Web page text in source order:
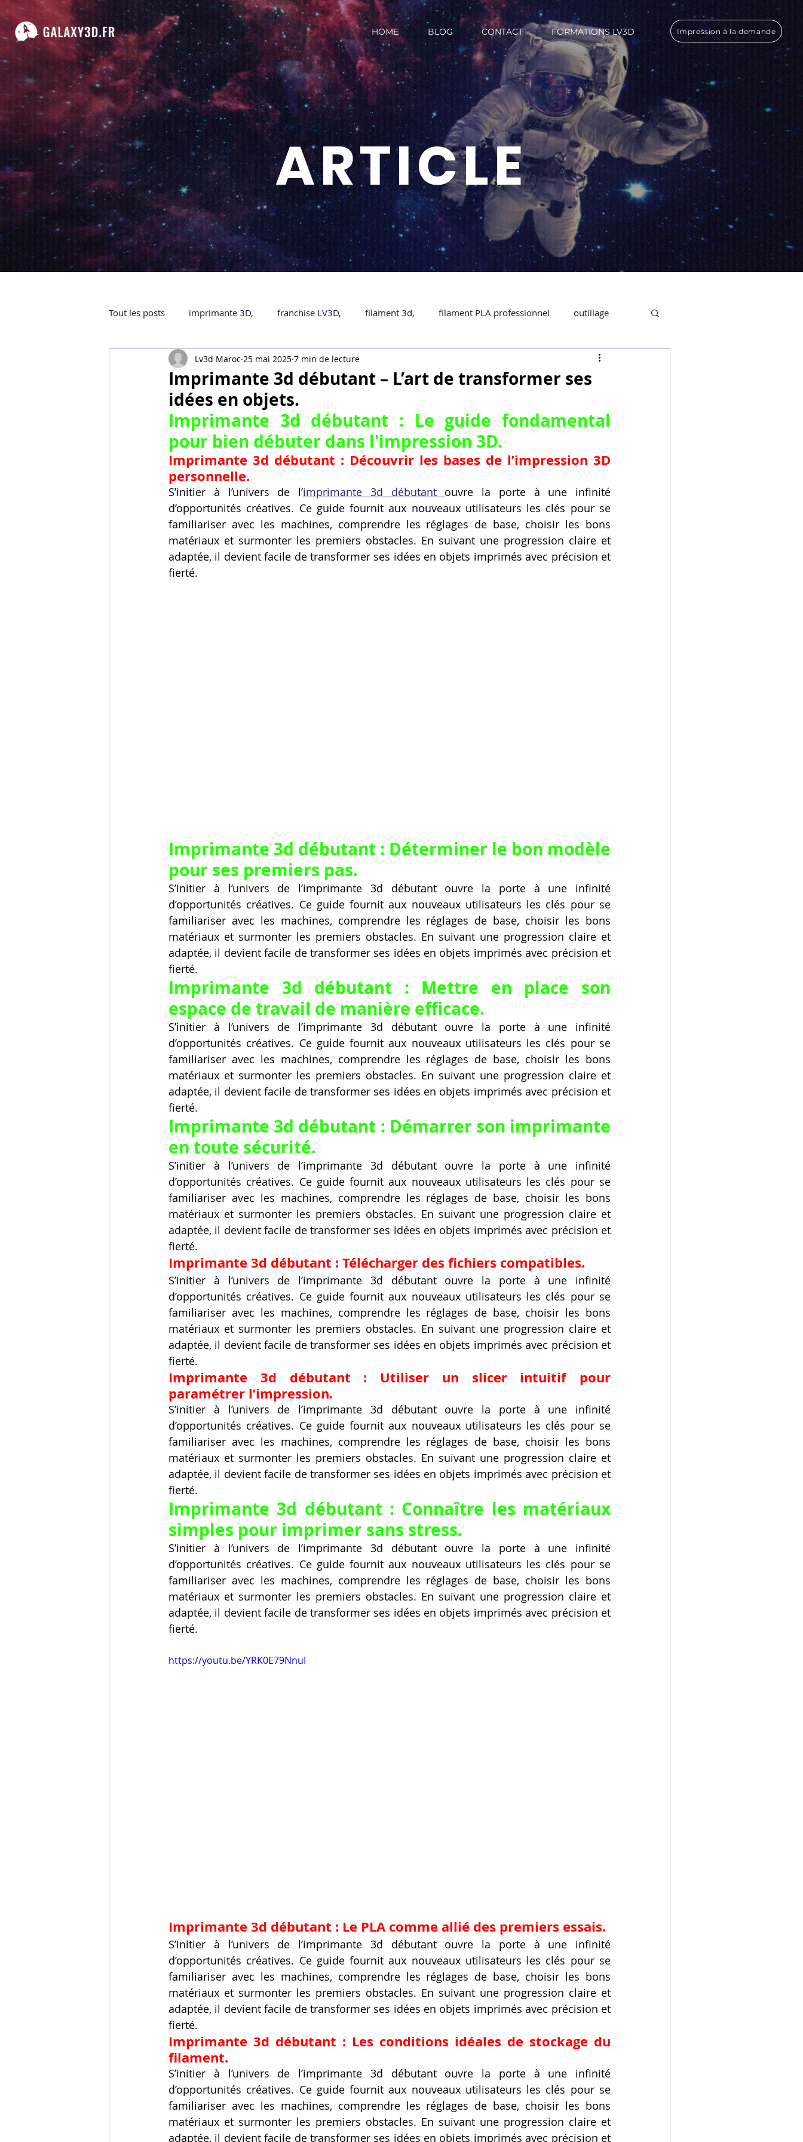
HOME BLOG CONTACT FORMATIONS LV3D Impression à la demande
ARTICLE
Tout les posts imprimante 3D, franchise LV3D, filament 3d, filament PLA professionnel outillage
impression 3D à la demande Accessoires imprimante 3D professionelle
ARTILLERY 3D Formation impression 3D
certifiée QUALIOPI Refaire une piece en 3D Formation 3D en ligne. Formation 3D CPF CREALITY,
Creality Hi combo Artillery M1 Pro Filament PLA Service administratif en ligne Secrétaire en Ligne
Vidéos sur l'impression 3D, Artillery M1 pro Creality HI combo Filament PETG
Imprimante 3d débutant – L’art de transformer ses
idées en objets.
Lv3d Maroc 25 mai 2025 7 min de lecture
Imprimante 3d débutant : Le guide fondamental
pour bien débuter dans l'impression 3D.
Imprimante 3d débutant : Découvrir les bases de l’impression 3D
personnelle.
S’initier à l’univers de l’imprimante 3d débutant ouvre la porte à une infinité
d’opportunités créatives. Ce guide fournit aux nouveaux utilisateurs les clés pour se
familiariser avec les machines, comprendre les réglages de base, choisir les bons
matériaux et surmonter les premiers obstacles. En suivant une progression claire et
adaptée, il devient facile de transformer ses idées en objets imprimés avec précision et
fierté.
Imprimante 3d débutant : Déterminer le bon modèle
pour ses premiers pas.
S’initier à l’univers de l’imprimante 3d débutant ouvre la porte à une infinité
d’opportunités créatives. Ce guide fournit aux nouveaux utilisateurs les clés pour se
familiariser avec les machines, comprendre les réglages de base, choisir les bons
matériaux et surmonter les premiers obstacles. En suivant une progression claire et
adaptée, il devient facile de transformer ses idées en objets imprimés avec précision et
fierté.
Imprimante 3d débutant : Mettre en place son
espace de travail de manière efficace.
S’initier à l’univers de l’imprimante 3d débutant ouvre la porte à une infinité
d’opportunités créatives. Ce guide fournit aux nouveaux utilisateurs les clés pour se
familiariser avec les machines, comprendre les réglages de base, choisir les bons
matériaux et surmonter les premiers obstacles. En suivant une progression claire et
adaptée, il devient facile de transformer ses idées en objets imprimés avec précision et
fierté.
Imprimante 3d débutant : Démarrer son imprimante
en toute sécurité.
S’initier à l’univers de l’imprimante 3d débutant ouvre la porte à une infinité
d’opportunités créatives. Ce guide fournit aux nouveaux utilisateurs les clés pour se
familiariser avec les machines, comprendre les réglages de base, choisir les bons
matériaux et surmonter les premiers obstacles. En suivant une progression claire et
adaptée, il devient facile de transformer ses idées en objets imprimés avec précision et
fierté.
Imprimante 3d débutant : Télécharger des fichiers compatibles.
S’initier à l’univers de l’imprimante 3d débutant ouvre la porte à une infinité
d’opportunités créatives. Ce guide fournit aux nouveaux utilisateurs les clés pour se
familiariser avec les machines, comprendre les réglages de base, choisir les bons
matériaux et surmonter les premiers obstacles. En suivant une progression claire et
adaptée, il devient facile de transformer ses idées en objets imprimés avec précision et
fierté.
Imprimante 3d débutant : Utiliser un slicer intuitif pour
paramétrer l’impression.
S’initier à l’univers de l’imprimante 3d débutant ouvre la porte à une infinité
d’opportunités créatives. Ce guide fournit aux nouveaux utilisateurs les clés pour se
familiariser avec les machines, comprendre les réglages de base, choisir les bons
matériaux et surmonter les premiers obstacles. En suivant une progression claire et
adaptée, il devient facile de transformer ses idées en objets imprimés avec précision et
fierté.
Imprimante 3d débutant : Connaître les matériaux
simples pour imprimer sans stress.
S’initier à l’univers de l’imprimante 3d débutant ouvre la porte à une infinité
d’opportunités créatives. Ce guide fournit aux nouveaux utilisateurs les clés pour se
familiariser avec les machines, comprendre les réglages de base, choisir les bons
matériaux et surmonter les premiers obstacles. En suivant une progression claire et
adaptée, il devient facile de transformer ses idées en objets imprimés avec précision et
fierté.
https://youtu.be/YRK0E79NnuI
Imprimante 3d débutant : Le PLA comme allié des premiers essais.
S’initier à l’univers de l’imprimante 3d débutant ouvre la porte à une infinité
d’opportunités créatives. Ce guide fournit aux nouveaux utilisateurs les clés pour se
familiariser avec les machines, comprendre les réglages de base, choisir les bons
matériaux et surmonter les premiers obstacles. En suivant une progression claire et
adaptée, il devient facile de transformer ses idées en objets imprimés avec précision et
fierté.
Imprimante 3d débutant : Les conditions idéales de stockage du
filament.
S’initier à l’univers de l’imprimante 3d débutant ouvre la porte à une infinité
d’opportunités créatives. Ce guide fournit aux nouveaux utilisateurs les clés pour se
familiariser avec les machines, comprendre les réglages de base, choisir les bons
matériaux et surmonter les premiers obstacles. En suivant une progression claire et
adaptée, il devient facile de transformer ses idées en objets imprimés avec précision et